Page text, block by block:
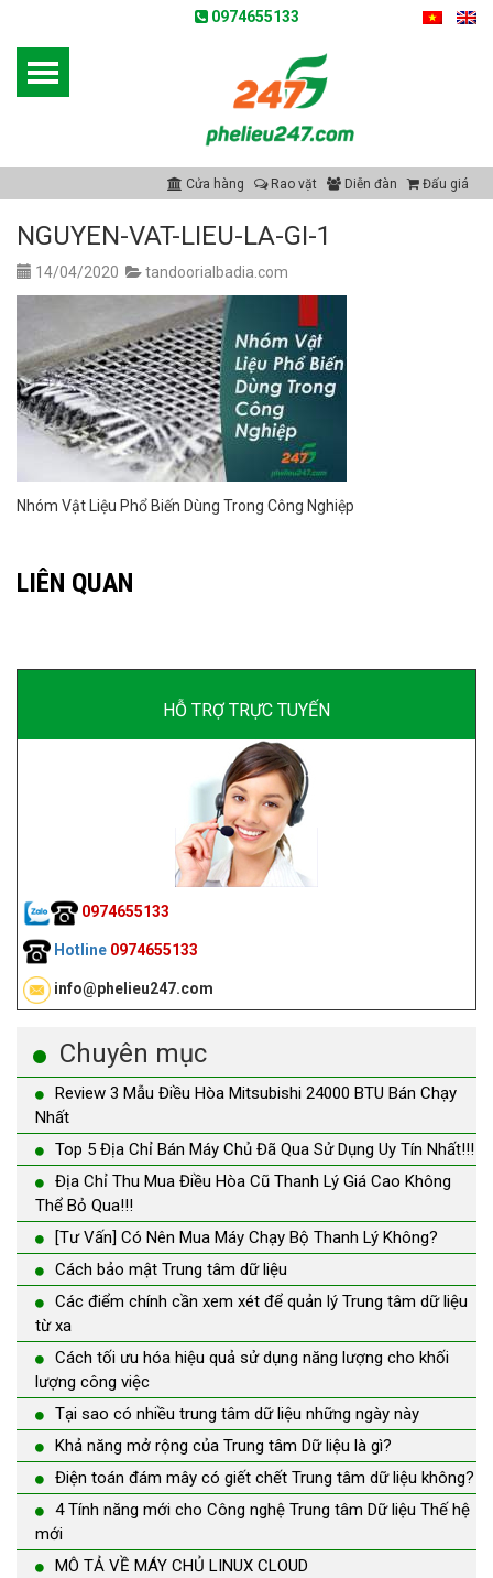
0974655133
Cửa hàng Rao vặt Diễn đàn Đấu giá
NGUYEN-VAT-LIEU-LA-GI-1
14/04/2020 tandoorialbadia.com
Nhóm Vật Liệu Phổ Biến Dùng Trong Công Nghiệp
LIÊN QUAN
HỖ TRỢ TRỰC TUYẾN
0974655133
Hotline 0974655133
info@phelieu247.com
Chuyên mục
Review 3 Mẫu Điều Hòa Mitsubishi 24000 BTU Bán Chạy
Nhất
Top 5 Địa Chỉ Bán Máy Chủ Đã Qua Sử Dụng Uy Tín Nhất!!!
Địa Chỉ Thu Mua Điều Hòa Cũ Thanh Lý Giá Cao Không
Thể Bỏ Qua!!!
[Tư Vấn] Có Nên Mua Máy Chạy Bộ Thanh Lý Không?
Cách bảo mật Trung tâm dữ liệu
Các điểm chính cần xem xét để quản lý Trung tâm dữ liệu
từ xa
Cách tối ưu hóa hiệu quả sử dụng năng lượng cho khối
lượng công việc
Tại sao có nhiều trung tâm dữ liệu những ngày này
Khả năng mở rộng của Trung tâm Dữ liệu là gì?
Điện toán đám mây có giết chết Trung tâm dữ liệu không?
4 Tính năng mới cho Công nghệ Trung tâm Dữ liệu Thế hệ
mới
MÔ TẢ VỀ MÁY CHỦ LINUX CLOUD